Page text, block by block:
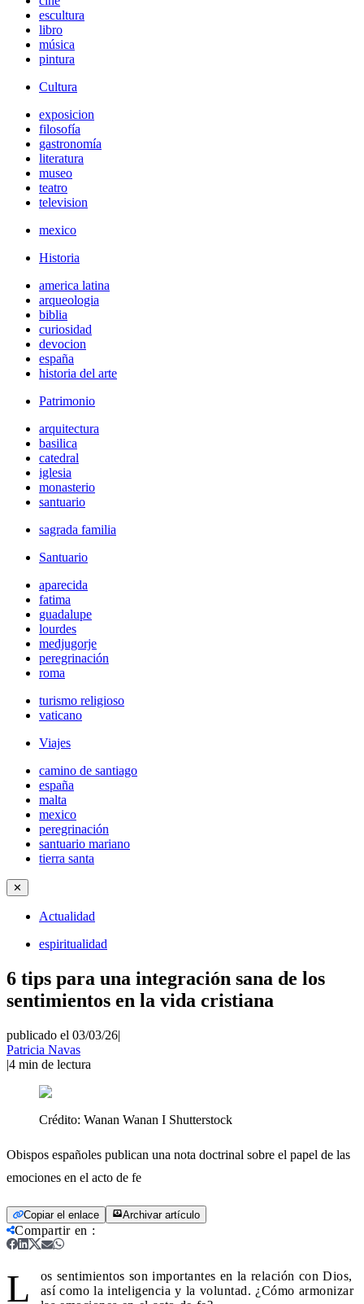
escultura
libro
música
pintura
Cultura
exposicion
filosofía
gastronomía
literatura
museo
teatro
television
mexico
Historia
america latina
arqueologia
biblia
curiosidad
devocion
españa
historia del arte
Patrimonio
arquitectura
basilica
catedral
iglesia
monasterio
santuario
sagrada familia
Santuario
aparecida
fatima
guadalupe
lourdes
medjugorje
peregrinación
roma
turismo religioso
vaticano
Viajes
camino de santiago
españa
malta
mexico
peregrinación
santuario mariano
tierra santa
✕
Actualidad
espiritualidad
6 tips para una integración sana de los
sentimientos en la vida cristiana
publicado el 03/03/26|
Patricia Navas
|4 min de lectura
Crédito: Wanan Wanan I Shutterstock
Obispos españoles publican una nota doctrinal sobre el papel de las
emociones en el acto de fe
Copiar el enlace Archivar artículo
Compartir en :
L
os sentimientos son importantes en la relación con Dios,
así como la inteligencia y la voluntad. ¿Cómo armonizar